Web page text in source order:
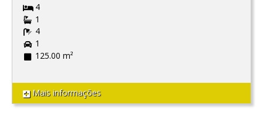
4
1
4
1
125.00 m²
Mais informações